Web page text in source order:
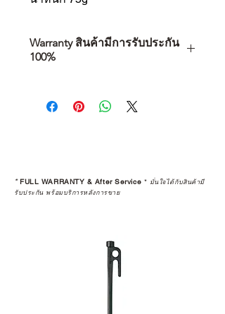
Warranty สินค้ามีการรับประกัน
100%
คุณตัดสินใจซื้อ แต่รวมไปถึง
“ประสบการณ์หลังการใช้งาน” ใน
STUDIO และร้านตัวแทนจำหน่ายที่
ได้รับการแต่งตั้งอย่างเป็นทางการ จะ
มาตรฐานของแบรนด์ ไม่ว่าจะ
เป็นการให้คำแนะนำ การดูแลสินค้า
หรือการแก้ไขปัญหาที่อาจเกิดขึ้นใน
*FULL WARRANTY & After Service * มั่นใจได้กับสินค้ามี
รับประกัน พร้อมบริการหลังการขาย